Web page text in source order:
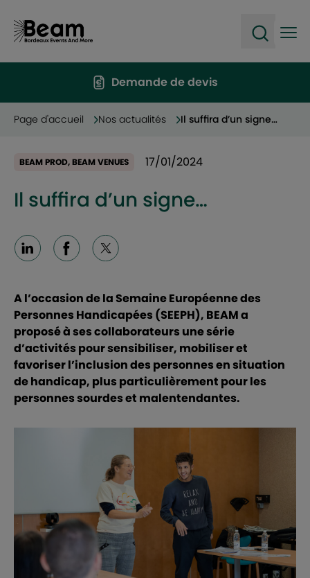
Demande de devis
Page d'accueil Nos actualités Il suffira d’un signe…
BEAM PROD, BEAM VENUES 17/01/2024
Il suffira d’un signe…
LinkedinFacebook
X
A l’occasion de la Semaine Européenne des
Personnes Handicapées (SEEPH), BEAM a
proposé à ses collaborateurs une série
d’activités pour sensibiliser, mobiliser et
favoriser l’inclusion des personnes en situation
de handicap, plus particulièrement pour les
personnes sourdes et malentendantes.